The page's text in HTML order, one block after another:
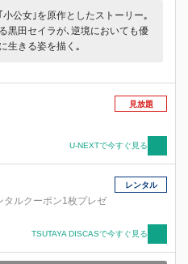
公女｣を原作としたストーリー｡
黒田セイラが､逆境においても優
生きる姿を描く｡
見放題
U-NEXTで今すぐ見る
タルクーポン1枚プレゼ
レンタル
TSUTAYA DISCASで今すぐ見る